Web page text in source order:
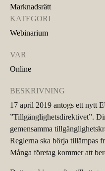
Marknadsrätt
KATEGORI
Webinarium
VAR
Online
BESKRIVNING
17 april 2019 antogs ett nytt
”Tillgänglighetsdirektivet”.
gemensamma
Reglerna ska börja tillämpas
Många företag kommer att